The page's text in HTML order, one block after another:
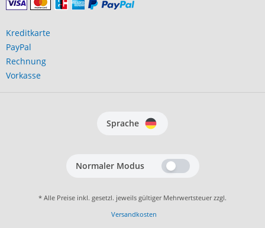
Kreditkarte
PayPal
Rechnung
Vorkasse
Sprache
Normaler Modus
* Alle Preise inkl. gesetzl. jeweils gültiger Mehrwertsteuer zzgl.
Versandkosten